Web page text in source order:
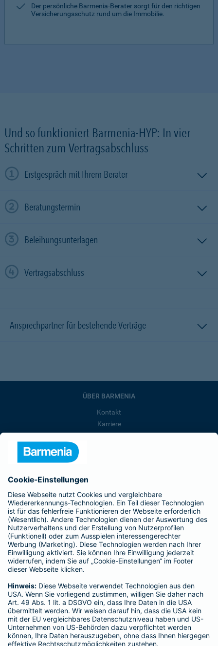
Der persönliche Barmenia-Berater sorgt für den richtigen
Versicherungsschutz rund um die Immobilie.
Und so funktioniert Barmenia-HYP: In vier
Schritten zum Vertragsabschluss
Erstgespräch mit Ihrem Berater
Beratungstermin
Beleihungsunterlagen
Vertragsabschluss
Ansprechpartner für bestehende Verträge
ÜBER BARMENIA
Kontakt
Karriere
Barmenia ist Teil der BarmeniaGothaer
BELIEBTE SEITEN
Kranken-Zusatzversicherung
Tierversicherungen
Haftpflichtversicherung
Hausratversicherung
Adresse ändern
Schaden melden
Kilometerstandsmeldung
Serviceübersicht